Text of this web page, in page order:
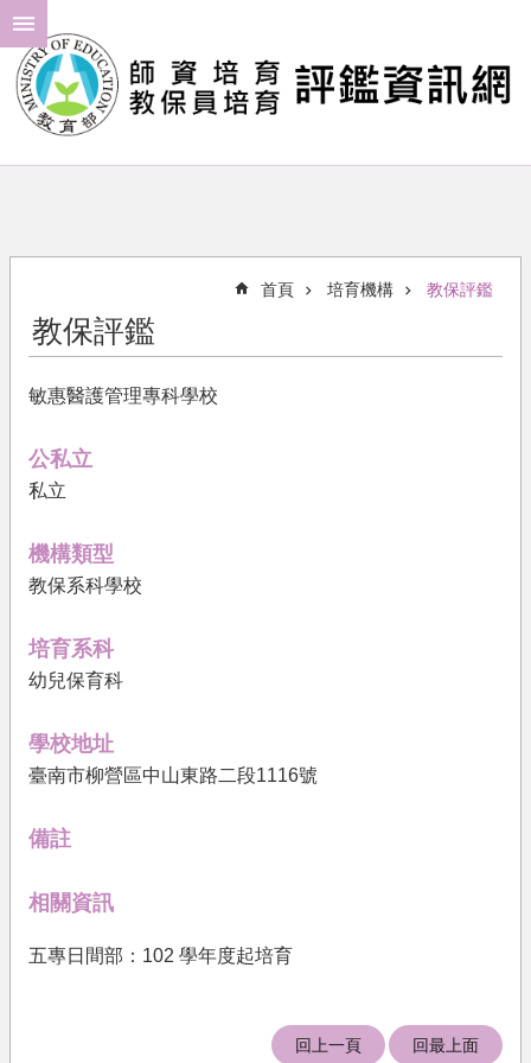
跳到主要內容區塊
進
階
搜
尋
新
年
計
評
鑑
果
文
下
育
機
構
相
關
規
關
首頁 培育機構 教保評鑑
教保評鑑
敏惠醫護管理專科學校
公私立
私立
機構類型
教保系科學校
培育系科
幼兒保育科
學校地址
臺南市柳營區中山東路二段1116號
備註
相關資訊
五專日間部：102 學年度起培育
回上一頁 回最上面